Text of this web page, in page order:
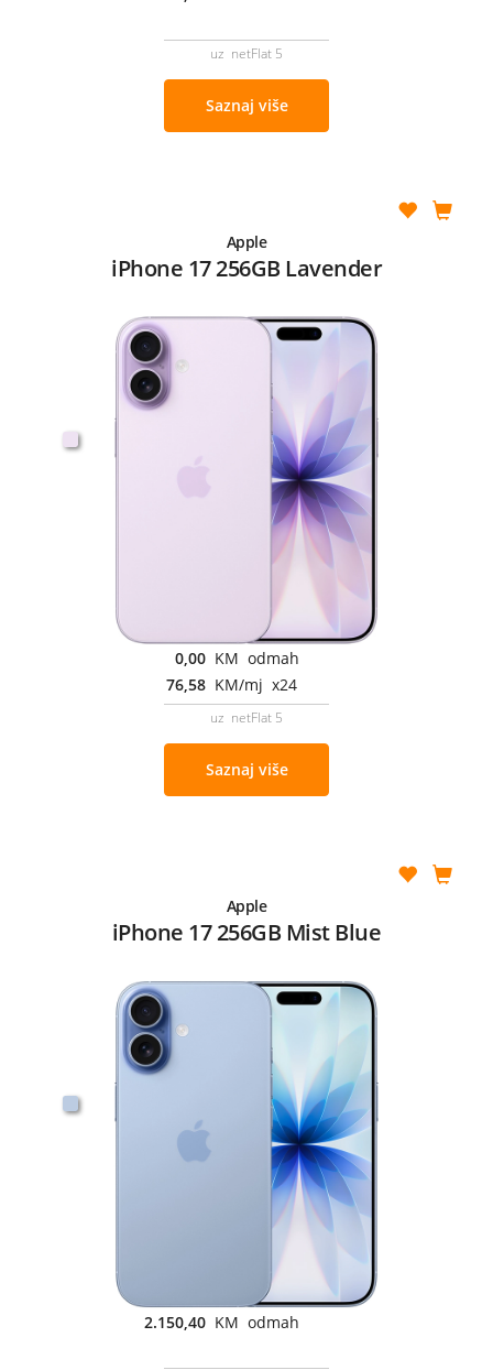
uz netFlat 5
Saznaj više
Apple
iPhone 17 256GB Lavender
0,00 KM odmah
76,58 KM/mj x24
uz netFlat 5
Saznaj više
Apple
iPhone 17 256GB Mist Blue
2.150,40 KM odmah